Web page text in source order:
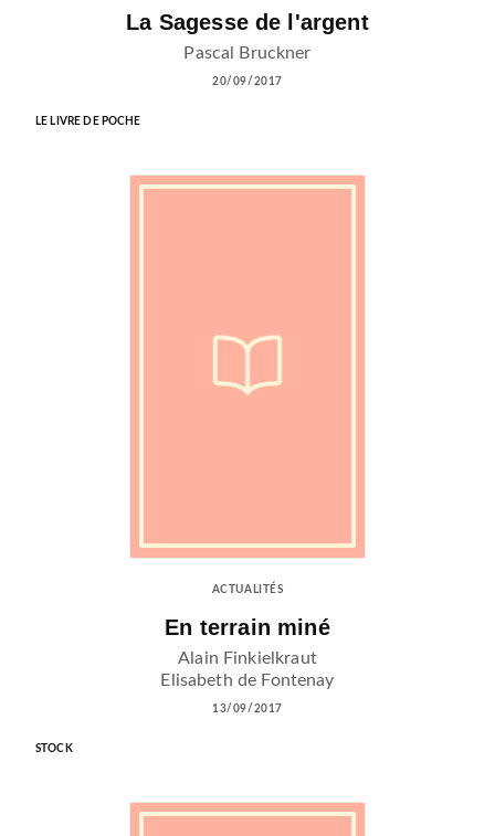
La Sagesse de l'argent
Pascal Bruckner
20/09/2017
LE LIVRE DE POCHE
ACTUALITÉS
En terrain miné
Alain Finkielkraut
Elisabeth de Fontenay
13/09/2017
STOCK